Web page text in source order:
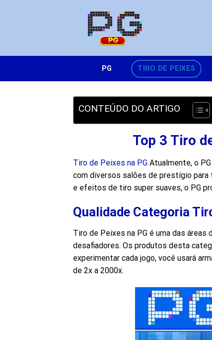
PG TIRO DE PEIXES
CONTEÚDO DO ARTIGO
Top 3 Tiro
Tiro de Peixes na PG Atualmente, o
com diversos salões de prestígio para
e efeitos de tiro super suaves, o PG
Qualidade Categoria
Tiro de Peixes na PG é uma das
desafiadores. Os produtos desta
experimentar cada jogo, você usará
de 2x a 2000x.